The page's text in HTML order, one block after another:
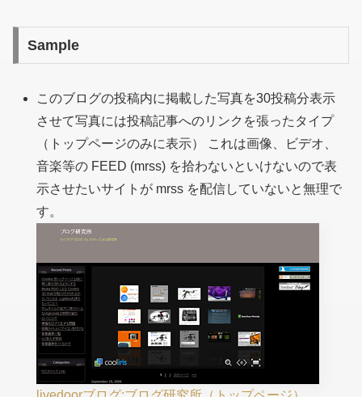
Sample
このブログの投稿内に掲載した写真を30投稿分表示
させて写真には投稿記事へのリンクを張ったタイプ
（トップページのみに表示） これは画像、ビデオ、
音楽等の FEED (mrss) を拾わないといけないので表
示させたいサイトが mrss を配信していないと無理で
す。